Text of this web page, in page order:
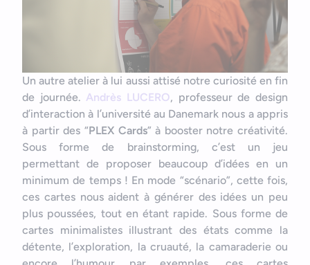
Un autre atelier à lui aussi attisé notre curiosité en fin
de journée. Andrès LUCERO, professeur de design
d’interaction à l’université au Danemark nous a appris
à partir des “PLEX Cards” à booster notre créativité.
Sous forme de brainstorming, c’est un jeu
permettant de proposer beaucoup d’idées en un
minimum de temps ! En mode “scénario”, cette fois,
ces cartes nous aident à générer des idées un peu
plus poussées, tout en étant rapide. Sous forme de
cartes minimalistes illustrant des états comme la
détente, l’exploration, la cruauté, la camaraderie ou